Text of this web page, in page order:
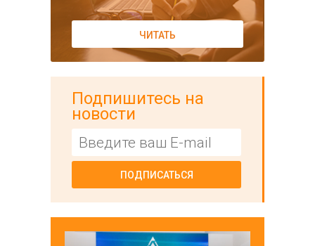
ЧИТАТЬ
Подпишитесь на
новости
ПОДПИСАТЬСЯ